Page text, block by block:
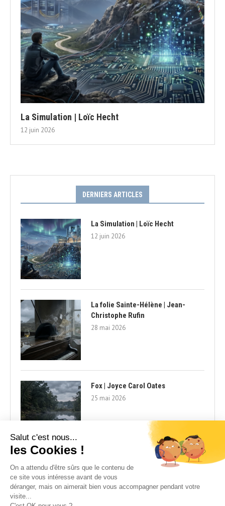
La Simulation | Loïc Hecht
12 juin 2026
DERNIERS ARTICLES
La Simulation | Loïc Hecht
12 juin 2026
La folie Sainte-Hélène | Jean-
Christophe Rufin
28 mai 2026
Fox | Joyce Carol Oates
25 mai 2026